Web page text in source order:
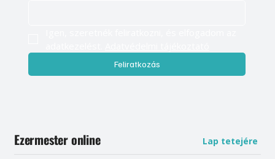
Feliratkozás
Ezermester online Lap tetejére